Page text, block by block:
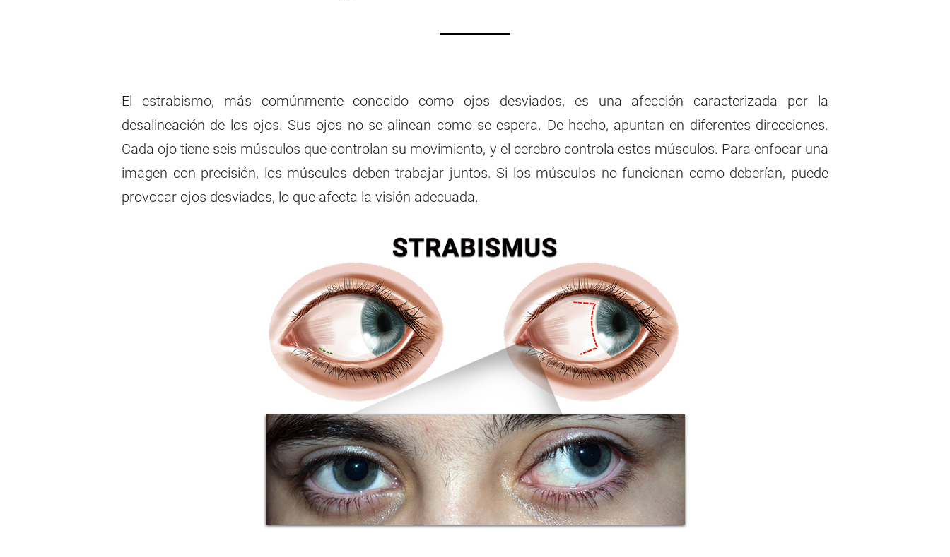
El estrabismo, más comúnmente conocido como ojos desviados, es una afección caracterizada por la
desalineación de los ojos. Sus ojos no se alinean como se espera. De hecho, apuntan en diferentes direcciones.
Cada ojo tiene seis músculos que controlan su movimiento, y el cerebro controla estos músculos. Para enfocar una
imagen con precisión, los músculos deben trabajar juntos. Si los músculos no funcionan como deberían, puede
provocar ojos desviados, lo que afecta la visión adecuada.